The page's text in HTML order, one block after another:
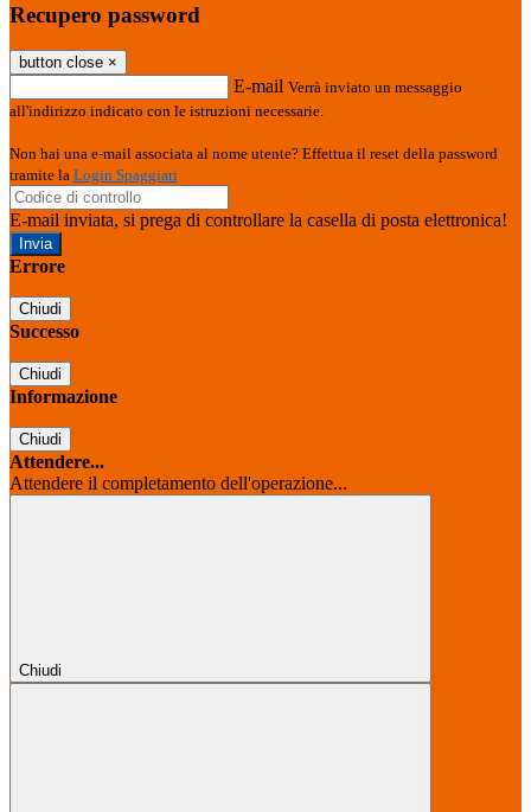
Recupero password
button close ×
E-mail Verrà inviato un messaggio
all'indirizzo indicato con le istruzioni necessarie.
Non hai una e-mail associata al nome utente? Effettua il reset della password
tramite la Login Spaggiari
E-mail inviata, si prega di controllare la casella di posta elettronica!
Errore
Chiudi
Successo
Chiudi
Informazione
Chiudi
Attendere...
Attendere il completamento dell'operazione...
Chiudi